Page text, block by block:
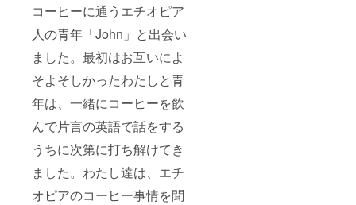
コーヒーに通うエチオピア
人の青年「John」と出会い
ました。最初はお互いによ
そよそしかったわたしと青
年は、一緒にコーヒーを飲
んで片言の英語で話をする
うちに次第に打ち解けてき
ました。わたし達は、エチ
オピアのコーヒー事情を聞